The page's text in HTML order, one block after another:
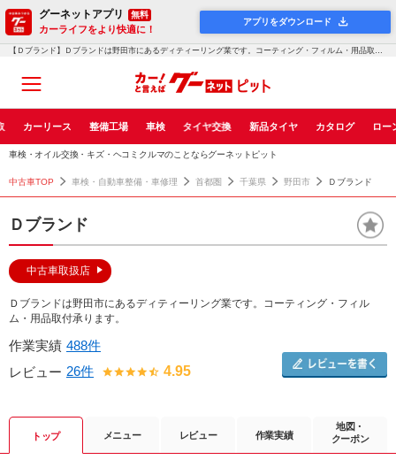
グーネットアプリ 無料
カーライフをより快適に！
アプリをダウンロード
【Ｄブランド】Ｄブランドは野田市にあるディティーリング業です。コーティング・フィルム・用品取付...！グーネットピット
カーリース 整備工場 車検 タイヤ交換 新品タイヤ カタログ ロー
車検・オイル交換・キズ・ヘコミクルマのことならグーネットピット
中古車TOP 車検・自動車整備・車修理 首都圏 千葉県 野田市 Ｄブランド
Ｄブランド
中古車取扱店
Ｄブランドは野田市にあるディティーリング業です。コーティング・フィル
ム・用品取付承ります。
作業実績 488件
レビュー 26件 4.95
トップ メニュー レビュー 作業実績
地図・
クーポン